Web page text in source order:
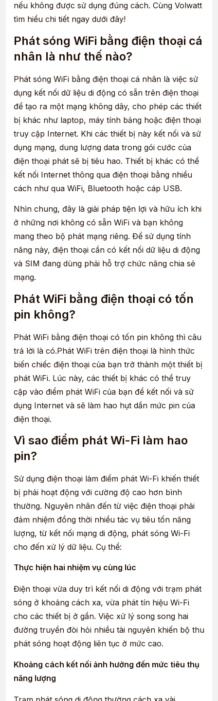
nếu không được sử dụng đúng cách. Cùng Volwatt
tìm hiểu chi tiết ngay dưới đây!
Phát sóng WiFi bằng điện thoại cá
nhân là như thế nào?
Phát sóng WiFi bằng điện thoại cá nhân là việc sử
dụng kết nối dữ liệu di động có sẵn trên điện thoại
để tạo ra một mạng không dây, cho phép các thiết
bị khác như laptop, máy tính bảng hoặc điện thoại
truy cập Internet. Khi các thiết bị này kết nối và sử
dụng mạng, dung lượng data trong gói cước của
điện thoại phát sẽ bị tiêu hao. Thiết bị khác có thể
kết nối Internet thông qua điện thoại bằng nhiều
cách như qua WiFi, Bluetooth hoặc cáp USB.
Nhìn chung, đây là giải pháp tiện lợi và hữu ích khi
ở những nơi không có sẵn WiFi và bạn không
mang theo bộ phát mạng riêng. Để sử dụng tính
năng này, điện thoại cần có kết nối dữ liệu di động
và SIM đang dùng phải hỗ trợ chức năng chia sẻ
mạng.
Phát WiFi bằng điện thoại có tốn
pin không?
Phát WiFi bằng điện thoại có tốn pin không thì câu
trả lời là có.Phát WiFi trên điện thoại là hình thức
biến chiếc điện thoại của bạn trở thành một thiết bị
phát WiFi. Lúc này, các thiết bị khác có thể truy
cập vào điểm phát WiFi của bạn để kết nối và sử
dụng Internet và sẽ làm hao hụt dần mức pin của
điện thoại.
Vì sao điểm phát Wi-Fi làm hao
pin?
Sử dụng điện thoại làm điểm phát Wi-Fi khiến thiết
bị phải hoạt động với cường độ cao hơn bình
thường. Nguyên nhân đến từ việc điện thoại phải
đảm nhiệm đồng thời nhiều tác vụ tiêu tốn năng
lượng, từ kết nối mạng di động, phát sóng Wi-Fi
cho đến xử lý dữ liệu. Cụ thể:
Thực hiện hai nhiệm vụ cùng lúc
Điện thoại vừa duy trì kết nối di động với trạm phát
sóng ở khoảng cách xa, vừa phát tín hiệu Wi-Fi
cho các thiết bị ở gần. Việc xử lý song song hai
đường truyền đòi hỏi nhiều tài nguyên khiến bộ thu
phát sóng hoạt động liên tục ở mức cao.
Khoảng cách kết nối ảnh hưởng đến mức tiêu thụ
năng lượng